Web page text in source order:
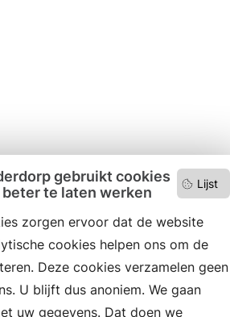
Lijst
gebruikt cookies
te laten werken
zorgen ervoor dat de website
cookies helpen ons om de
Deze cookies verzamelen geen
U blijft dus anoniem. We gaan
uw gegevens. Dat doen we